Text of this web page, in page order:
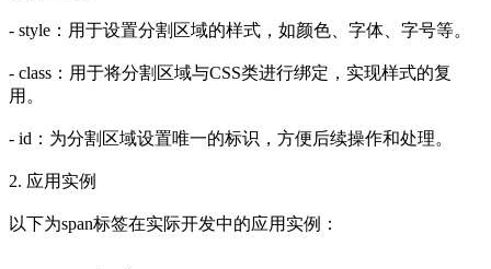
- style：用于设置分割区域的样式，如颜色、字体、字号等。
- class：用于将分割区域与CSS类进行绑定，实现样式的复
用。
- id：为分割区域设置唯一的标识，方便后续操作和处理。
2. 应用实例
以下为span标签在实际开发中的应用实例：